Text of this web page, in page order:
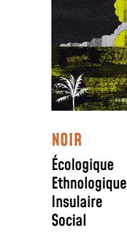
NOIR
Écologique
Ethnologique
Insulaire
Social